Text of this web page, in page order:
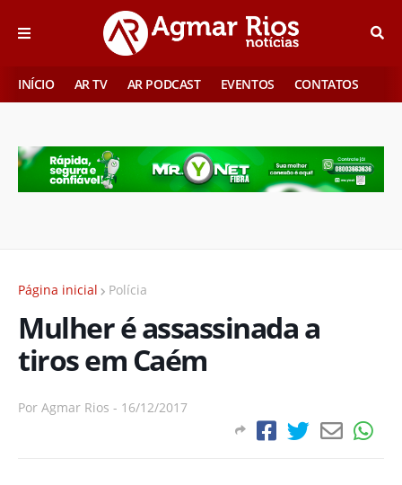
INÍCIO AR TV AR PODCAST EVENTOS CONTATOS
Página inicial Polícia
Mulher é assassinada a
tiros em Caém
Por Agmar Rios - 16/12/2017